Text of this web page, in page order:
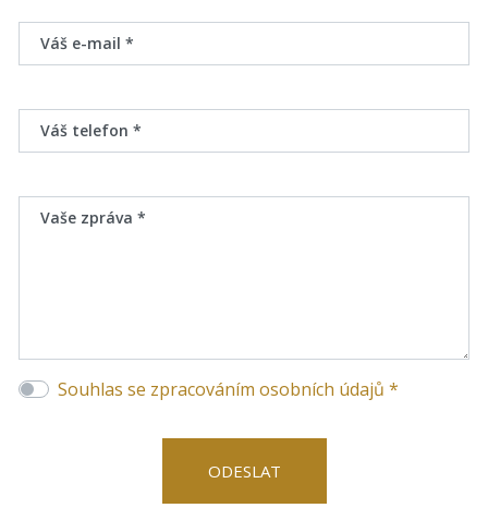
Váš e-mail *
Váš telefon *
Vaše zpráva *
Souhlas se zpracováním osobních údajů *